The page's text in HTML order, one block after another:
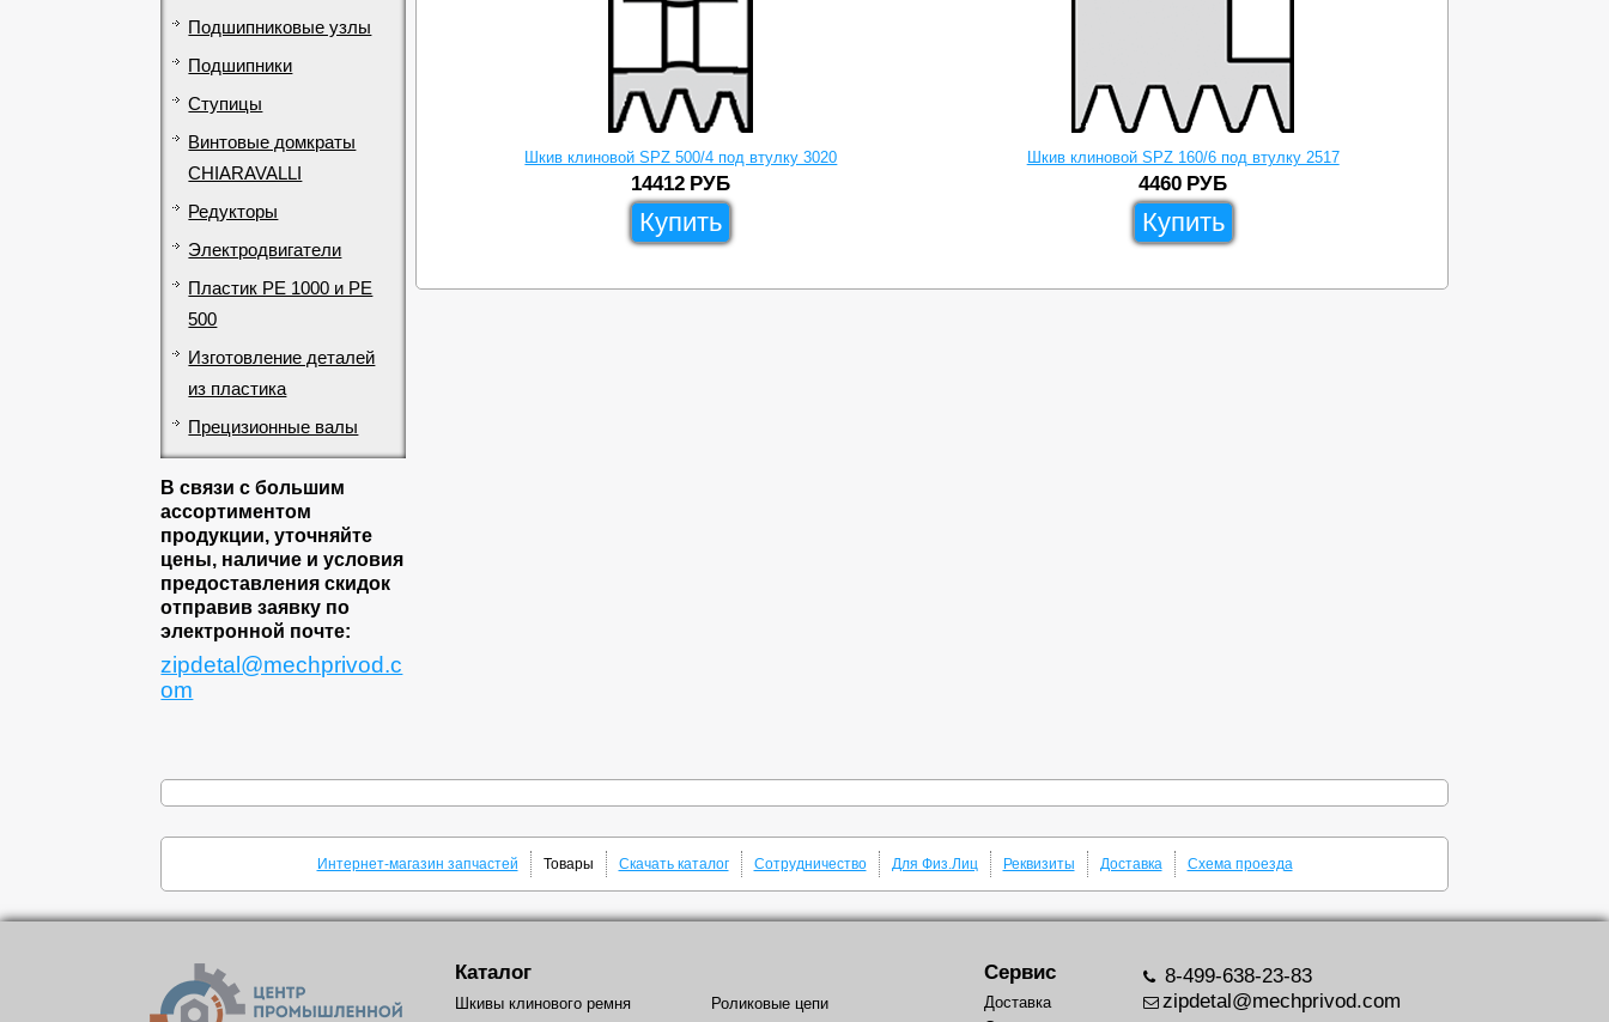
Подшипниковые узлы
Подшипники
Ступицы
Винтовые домкраты
CHIARAVALLI
Редукторы
Электродвигатели
Пластик PE 1000 и PE
500
Изготовление деталей
из пластика
Прецизионные валы
В связи с большим
ассортиментом
продукции, уточняйте
цены, наличие и условия
предоставления скидок
отправив заявку по
электронной почте:
zipdetal@mechprivod.c
om
Шкив клиновой SPZ 500/4 под втулку 3020
14412 РУБ
Купить
Шкив клиновой SPZ 160/6 под втулку 2517
4460 РУБ
Купить
Интернет-магазин запчастей Товары Скачать каталог Сотрудничество Для Физ.Лиц Реквизиты Доставка Схема проезда
Каталог
Шкивы клинового ремня
Роликовые цепи
Сервис
Доставка
8-499-638-23-83
zipdetal@mechprivod.com